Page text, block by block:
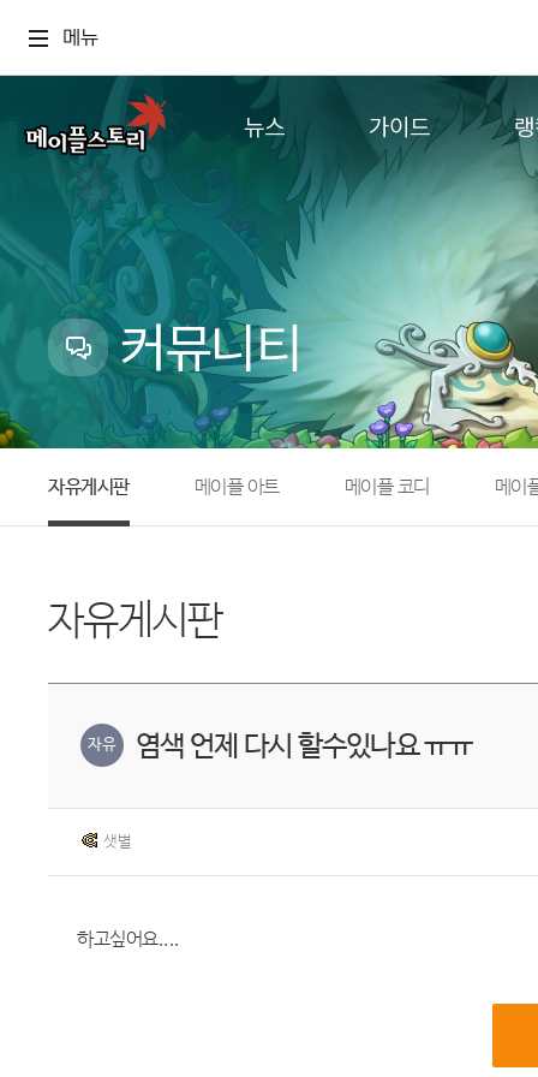
메뉴
뉴스
업데이트
이벤트
캐시샵 공지
메이플 알림판
with maple
가이드
추가정보
컨텐
커뮤니티
자유게시판 메이플 아트 메이플 코디 메이
자유게시판
자유 염색 언제 다시 할수있나요 ㅠㅠ
샛별
하고싶어요....